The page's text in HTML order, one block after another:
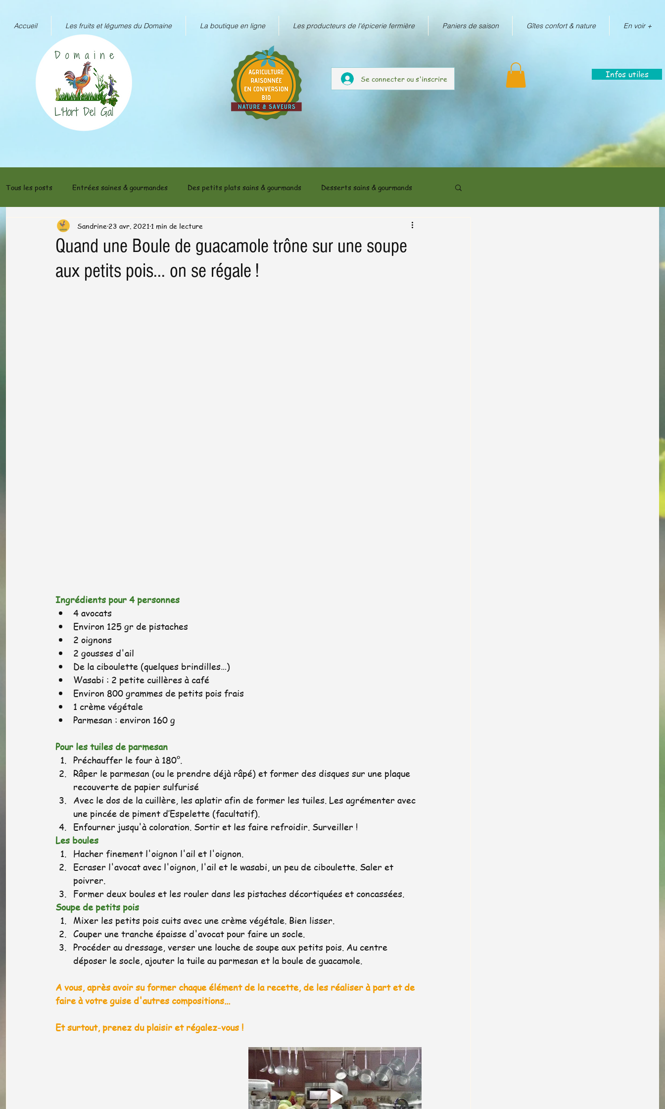
Accueil Les fruits et légumes du Domaine La boutique en ligne Les producteurs de l'épicerie fermière Paniers de saison Gîtes confort & nature En voir +
Se connecter ou s'inscrire Infos utiles
Tous les posts Entrées saines & gourmandes Des petits plats sains & gourmands Desserts sains & gourmands
Préparation & cuisson Trucs & astuces en cuisine
Santé dans l'assiette News letter Plats de fêtes
Quand une Boule de guacamole trône sur une soupe
aux petits pois... on se régale !
Sandrine 23 avr. 2021 1 min de lecture
Ingrédients pour 4 personnes
4 avocats
Environ 125 gr de pistaches
2 oignons
2 gousses d'ail
De la ciboulette (quelques brindilles…)
Wasabi : 2 petite cuillères à café
Environ 800 grammes de petits pois frais
1 crème végétale
Parmesan : environ 160 g
Pour les tuiles de parmesan
Préchauffer le four à 180°.
Râper le parmesan (ou le prendre déjà râpé) et former des disques sur une plaque
recouverte de papier sulfurisé
Avec le dos de la cuillère, les aplatir afin de former les tuiles. Les agrémenter avec
une pincée de piment d’Espelette (facultatif).
Enfourner jusqu'à coloration. Sortir et les faire refroidir. Surveiller !
Les boules
Hacher finement l'oignon l'ail et l'oignon.
Ecraser l'avocat avec l'oignon, l'ail et le wasabi, un peu de ciboulette. Saler et
poivrer.
Former deux boules et les rouler dans les pistaches décortiquées et concassées.
Soupe de petits pois
Mixer les petits pois cuits avec une crème végétale. Bien lisser.
Couper une tranche épaisse d'avocat pour faire un socle.
Procéder au dressage, verser une louche de soupe aux petits pois. Au centre
déposer le socle, ajouter la tuile au parmesan et la boule de guacamole.
A vous, après avoir su former chaque élément de la recette, de les réaliser à part et de
faire à votre guise d'autres compositions...
Et surtout, prenez du plaisir et régalez-vous !